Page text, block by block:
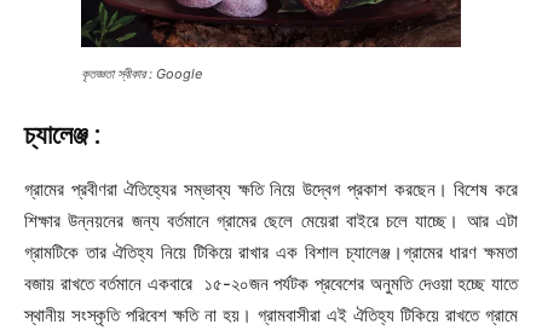
কৃতজ্ঞতা স্বীকার : Google
চ্যালেঞ্জ :
গ্রামের প্রবীণরা ঐতিহ্যের সম্ভাব্য ক্ষতি নিয়ে উদ্বেগ প্রকাশ করছেন। বিশেষ করে
শিক্ষার উন্নয়নের জন্য বর্তমানে গ্রামের ছেলে মেয়েরা বাইরে চলে যাচ্ছে। আর এটা
গ্রামটিকে তার ঐতিহ্য নিয়ে টিকিয়ে রাখার এক বিশাল চ্যালেঞ্জ।গ্রামের ধারণ ক্ষমতা
বজায় রাখতে বর্তমানে একবারে ১৫-২০জন পর্যটক প্রবেশের অনুমতি দেওয়া হচ্ছে যাতে
স্থানীয় সংস্কৃতি পরিবেশ ক্ষতি না হয়। গ্রামবাসীরা এই ঐতিহ্য টিকিয়ে রাখতে গ্রামে